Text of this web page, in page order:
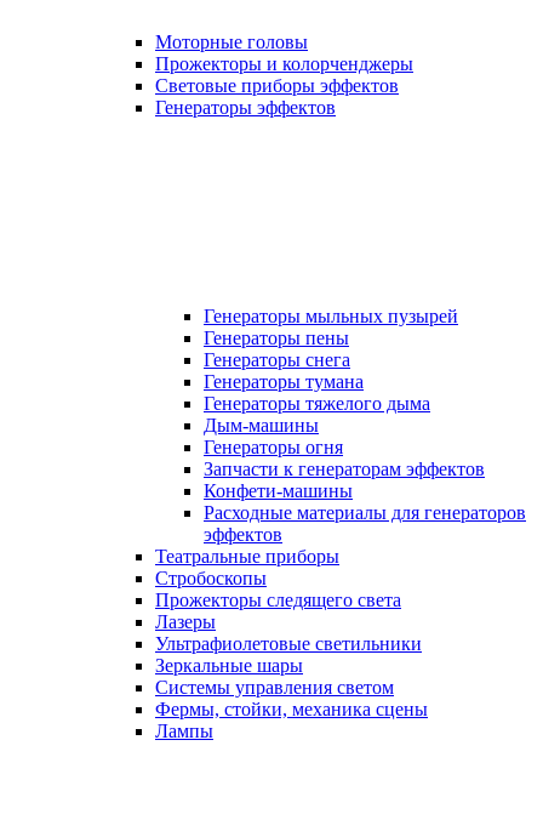
Моторные головы
Прожекторы и колорченджеры
Световые приборы эффектов
Генераторы эффектов
Генераторы мыльных пузырей
Генераторы пены
Генераторы снега
Генераторы тумана
Генераторы тяжелого дыма
Дым-машины
Генераторы огня
Запчасти к генераторам эффектов
Конфети-машины
Расходные материалы для генераторов
эффектов
Театральные приборы
Стробоскопы
Прожекторы следящего света
Лазеры
Ультрафиолетовые светильники
Зеркальные шары
Системы управления светом
Фермы, стойки, механика сцены
Лампы